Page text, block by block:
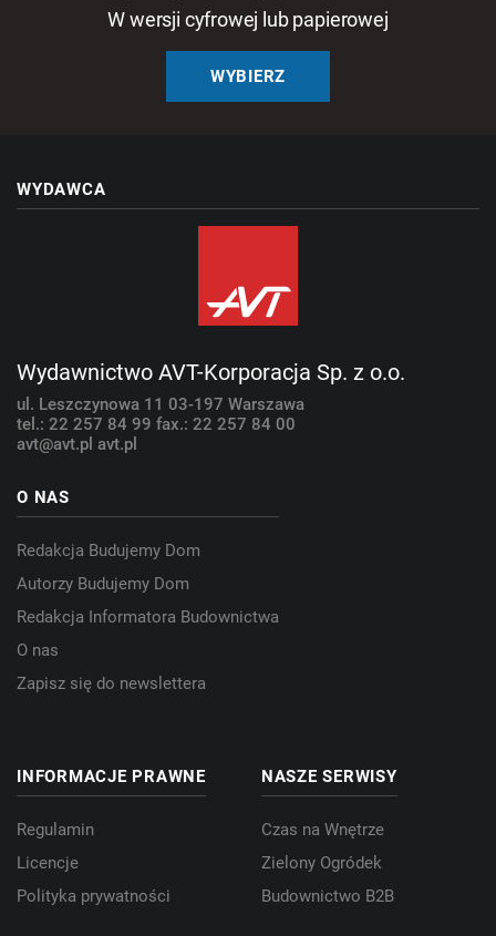
W wersji cyfrowej lub papierowej
WYBIERZ
WYDAWCA
Wydawnictwo AVT-Korporacja Sp. z o.o.
ul. Leszczynowa 11 03-197 Warszawa
tel.: 22 257 84 99 fax.: 22 257 84 00
avt@avt.pl avt.pl
O NAS
Redakcja Budujemy Dom
Autorzy Budujemy Dom
Redakcja Informatora Budownictwa
O nas
Zapisz się do newslettera
INFORMACJE PRAWNE
Regulamin
Licencje
Polityka prywatności
NASZE SERWISY
Czas na Wnętrze
Zielony Ogródek
Budownictwo B2B